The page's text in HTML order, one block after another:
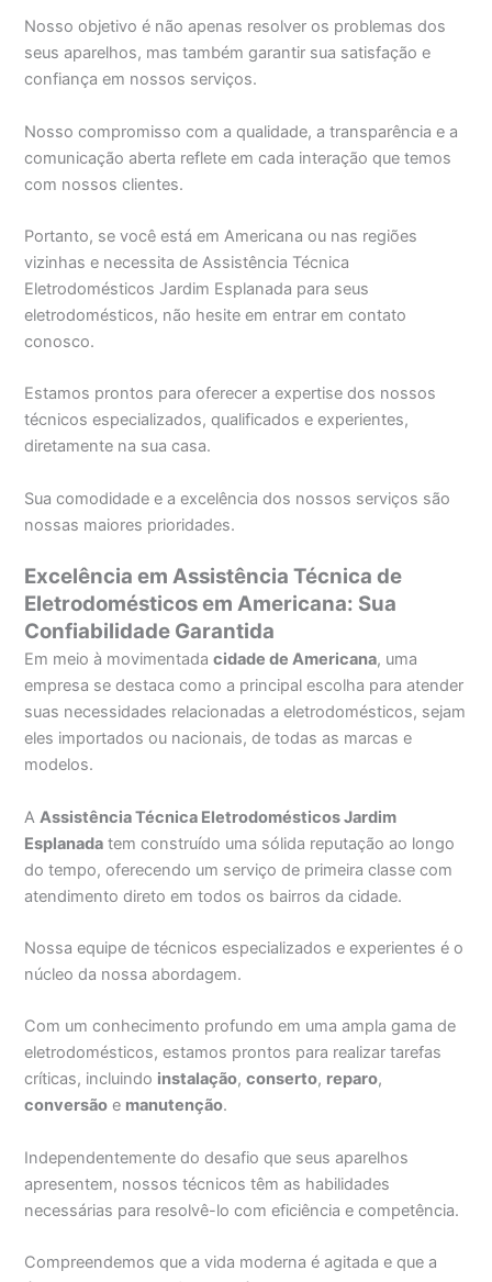
Nosso objetivo é não apenas resolver os problemas dos
seus aparelhos, mas também garantir sua satisfação e
confiança em nossos serviços.
Nosso compromisso com a qualidade, a transparência e a
comunicação aberta reflete em cada interação que temos
com nossos clientes.
Portanto, se você está em Americana ou nas regiões
vizinhas e necessita de Assistência Técnica
Eletrodomésticos Jardim Esplanada para seus
eletrodomésticos, não hesite em entrar em contato
conosco.
Estamos prontos para oferecer a expertise dos nossos
técnicos especializados, qualificados e experientes,
diretamente na sua casa.
Sua comodidade e a excelência dos nossos serviços são
nossas maiores prioridades.
Excelência em Assistência Técnica de
Eletrodomésticos em Americana: Sua
Confiabilidade Garantida
Em meio à movimentadacidade de Americana, uma
empresa se destaca como a principal escolha para atender
suas necessidades relacionadas a eletrodomésticos, sejam
eles importados ou nacionais, de todas as marcas e
modelos.
A Assistência Técnica Eletrodomésticos Jardim
Esplanada tem construído uma sólida reputação ao longo
do tempo, oferecendo um serviço de primeira classe com
atendimento direto em todos os bairros da cidade.
Nossa equipe de técnicos especializados e experientes é o
núcleo da nossa abordagem.
Com um conhecimento profundo em uma ampla gama de
eletrodomésticos, estamos prontos para realizar tarefas
críticas, incluindo instalação,conserto, reparo,
conversão e manutenção.
Independentemente do desafio que seus aparelhos
apresentem, nossos técnicos têm as habilidades
necessárias para resolvê-lo com eficiência e competência.
Compreendemos que a vida moderna é agitada e que a